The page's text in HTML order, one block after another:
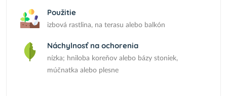
Použitie
izbová rastlina, na terasu alebo balkón
Náchylnosť na ochorenia
nízka; hniloba koreňov alebo bázy stoniek,
múčnatka alebo plesne